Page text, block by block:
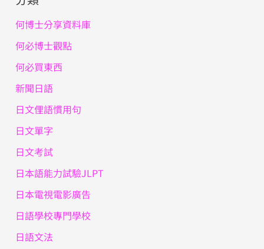
何博士分享資料庫
何必博士觀點
何必買東西
新聞日語
日文俚語慣用句
日文單字
日文考試
日本語能力試驗JLPT
日本電視電影廣告
日語學校專門學校
日語文法